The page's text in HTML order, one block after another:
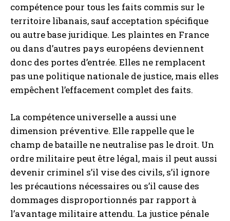
compétence pour tous les faits commis sur le
territoire libanais, sauf acceptation spécifique
ou autre base juridique. Les plaintes en France
ou dans d’autres pays européens deviennent
donc des portes d’entrée. Elles ne remplacent
pas une politique nationale de justice, mais elles
empêchent l’effacement complet des faits.
La compétence universelle a aussi une
dimension préventive. Elle rappelle que le
champ de bataille ne neutralise pas le droit. Un
ordre militaire peut être légal, mais il peut aussi
devenir criminel s’il vise des civils, s’il ignore
les précautions nécessaires ou s’il cause des
dommages disproportionnés par rapport à
l’avantage militaire attendu. La justice pénale